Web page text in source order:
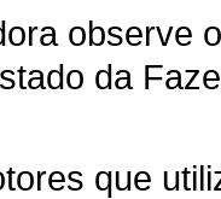
observe
da
que